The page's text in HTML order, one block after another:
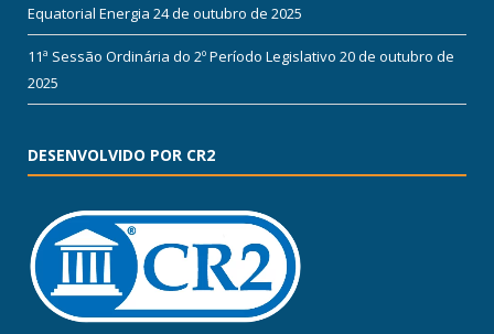
Equatorial Energia 24 de outubro de 2025
11ª Sessão Ordinária do 2º Período Legislativo 20 de outubro de
2025
DESENVOLVIDO POR CR2